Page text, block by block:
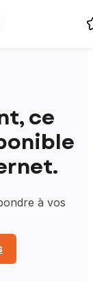
ce
à vos